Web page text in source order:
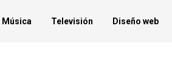
Música Televisión Diseño web